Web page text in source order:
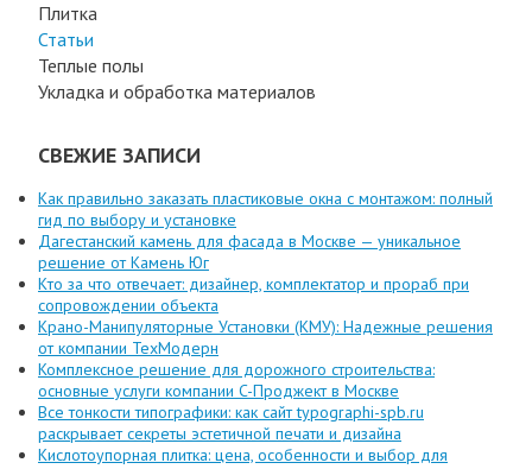
Плитка
Статьи
Теплые полы
Укладка и обработка материалов
СВЕЖИЕ ЗАПИСИ
Как правильно заказать пластиковые окна с монтажом: полный
гид по выбору и установке
Дагестанский камень для фасада в Москве — уникальное
решение от Камень Юг
Кто за что отвечает: дизайнер, комплектатор и прораб при
сопровождении объекта
Крано-Манипуляторные Установки (КМУ): Надежные решения
от компании ТехМодерн
Комплексное решение для дорожного строительства:
основные услуги компании C-Проджект в Москве
Все тонкости типографики: как сайт typographi-spb.ru
раскрывает секреты эстетичной печати и дизайна
Кислотоупорная плитка: цена, особенности и выбор для